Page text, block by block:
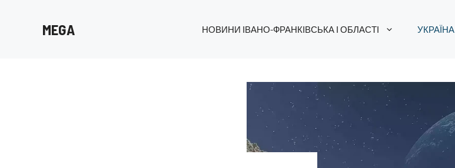
MEGA НОВИНИ ІВАНО-ФРАНКІВСЬКА І ОБЛАСТІ УКРАЇНА